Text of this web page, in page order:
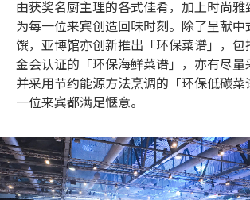
由获奖名厨主理的各式佳肴，加上时尚雅
为每一位来宾创造回味时刻。除了呈献
馔，亚博馆亦创新推出「环保菜谱」，包
金会认证的「环保海鲜菜谱」，亦有尽量
并采用节约能源方法烹调的「环保低碳
一位来宾都满足惬意。